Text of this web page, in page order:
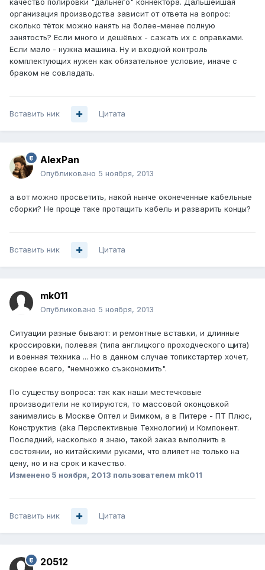
качество полировки "дальнего" коннектора. Дальшейшая
организация производства зависит от ответа на вопрос:
сколько тёток можно нанять на более-менее полную
занятость? Если много и дешёвых - сажать их с оправками.
Если мало - нужна машина. Ну и входной контроль
комплектующих нужен как обязательное условие, иначе с
браком не совладать.
Вставить ник Цитата
AlexPan
Опубликовано 5 ноября, 2013
а вот можно просветить, накой нынче оконеченные кабельные
сборки? Не проще таке протащить кабель и разварить концы?
Вставить ник Цитата
mk011
Опубликовано 5 ноября, 2013
Ситуации разные бывают: и ремонтные вставки, и длинные
кроссировки, полевая (типа англицкого проходческого щита)
и военная техника ... Но в данном случае топикстартер хочет,
скорее всего, "немножко съэкономить".
По существу вопроса: так как наши местечковые
производители не котируются, то массовой оконцовкой
занимались в Москве Оптел и Вимком, а в Питере - ПТ Плюс,
Конструктив (aka Перспективные Технологии) и Компонент.
Последний, насколько я знаю, такой заказ выполнить в
состоянии, но китайскими руками, что влияет не только на
цену, но и на срок и качество.
Изменено 5 ноября, 2013 пользователем mk011
Вставить ник Цитата
20512